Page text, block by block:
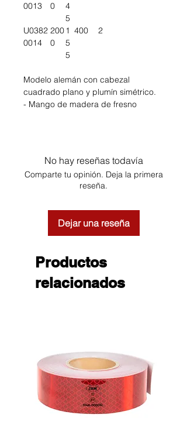
0013
0
4
5
U0382
0014
200
0
1
5
5
400 2
Modelo alemán con cabezal
cuadrado plano y plumín simétrico.
- Mango de madera de fresno
No hay reseñas todavía
Comparte tu opinión. Deja la primera
reseña.
Dejar una reseña
Productos
relacionados